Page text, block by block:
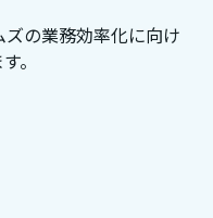
の業務効率化に向け
。